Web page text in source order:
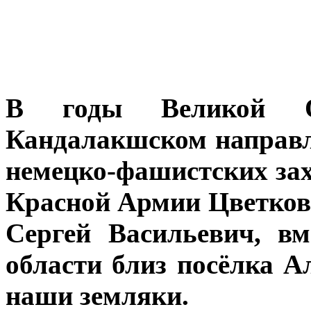
В годы Великой
Кандалакшском
немецко-фашистских
Красной Армии
Сергей Васильевич,
области близ посёлка
наши земляки.